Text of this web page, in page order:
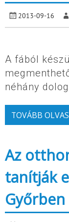
2013-09-16
A fából
néhány
TOVÁBB
Az
tanítják
Győrben